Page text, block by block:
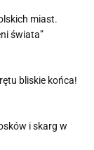
miast.
świata”
bliskie końca!
i skarg w